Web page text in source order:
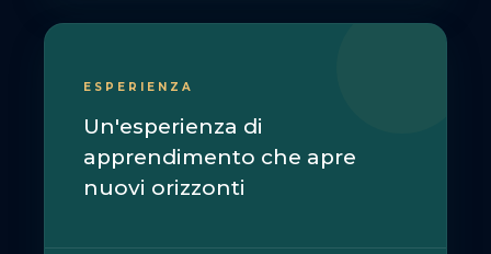
ESPERIENZA
Un'esperienza di
apprendimento che apre
nuovi orizzonti